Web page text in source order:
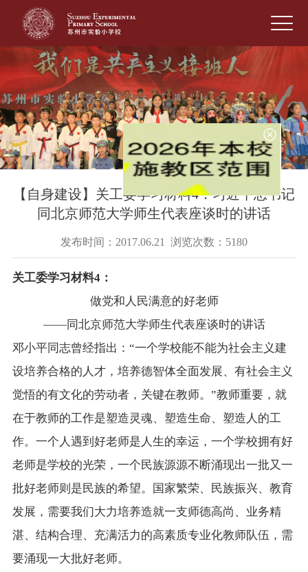
【自身建设】关工委学习材料4：习近平总书记
同北京师范大学师生代表座谈时的讲话
发布时间：2017.06.21 浏览次数：5180
关工委学习材料4：
做党和人民满意的好老师
——同北京师范大学师生代表座谈时的讲话
邓小平同志曾经指出：“一个学校能不能为社会主义建
设培养合格的人才，培养德智体全面发展、有社会主义
觉悟的有文化的劳动者，关键在教师。”教师重要，就
在于教师的工作是塑造灵魂、塑造生命、塑造人的工
作。一个人遇到好老师是人生的幸运，一个学校拥有好
老师是学校的光荣，一个民族源源不断涌现出一批又一
批好老师则是民族的希望。国家繁荣、民族振兴、教育
发展，需要我们大力培养造就一支师德高尚、业务精
湛、结构合理、充满活力的高素质专业化教师队伍，需
要涌现一大批好老师。